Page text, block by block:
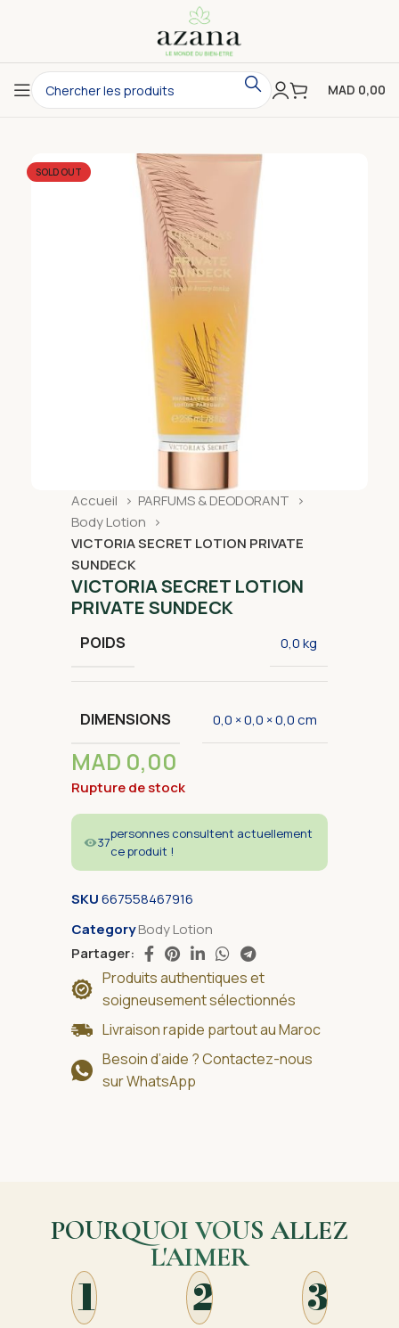
MAD 0,00
SOLD OUT
Accueil
PARFUMS & DEODORANT
Body Lotion
VICTORIA SECRET LOTION PRIVATE
SUNDECK
VICTORIA SECRET LOTION
PRIVATE SUNDECK
POIDS 0,0 kg
DIMENSIONS 0,0 × 0,0 × 0,0 cm
MAD 0,00
Rupture de stock
37
personnes consultent actuellement
ce produit !
SKU667558467916
CategoryBody Lotion
Partager:
Produits authentiques et
soigneusement sélectionnés
Livraison rapide partout au Maroc
Besoin d’aide ? Contactez-nous
sur WhatsApp
POURQUOI VOUS ALLEZ
L'AIMER
1 2 3